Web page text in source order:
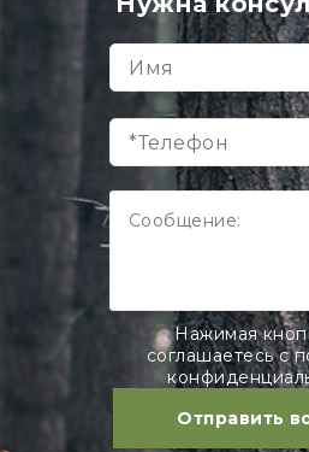
В
Нажимая
соглашаетесь с
Отправить